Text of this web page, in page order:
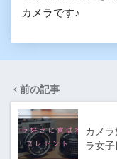
カメラです♪
前の記事
カメ
ラ女